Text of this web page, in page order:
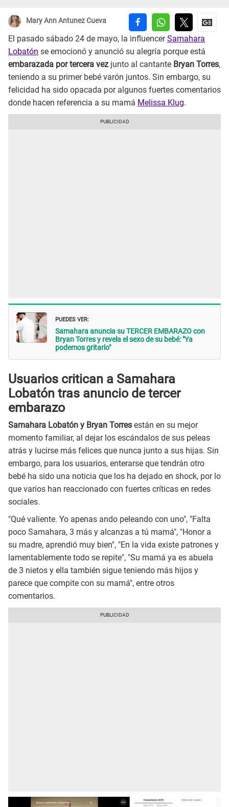
Mary Ann Antunez Cueva
El pasado sábado 24 de mayo, la influencerSamahara
Lobatón se emocionó y anunció su alegría porque está
embarazada por tercera vez junto al cantante Bryan Torres,
teniendo a su primer bebé varón juntos. Sin embargo, su
felicidad ha sido opacada por algunos fuertes comentarios
donde hacen referencia a su mamá Melissa Klug.
PUEDES VER:
Samahara anuncia su TERCER EMBARAZO con
Bryan Torres y revela el sexo de su bebé: "Ya
podemos gritarlo"
Usuarios critican a Samahara
Lobatón tras anuncio de tercer
embarazo
Samahara Lobatón y Bryan Torres están en su mejor
momento familiar, al dejar los escándalos de sus peleas
atrás y lucirse más felices que nunca junto a sus hijas. Sin
embargo, para los usuarios, enterarse que tendrán otro
bebé ha sido una noticia que los ha dejado en shock, por lo
que varios han reaccionado con fuertes críticas en redes
sociales.
"Qué valiente. Yo apenas ando peleando con uno", "Falta
poco Samahara, 3 más y alcanzas a tú mamá", "Honor a
su madre, aprendió muy bien", "En la vida existe patrones y
lamentablemente todo se repite", "Su mamá ya es abuela
de 3 nietos y ella también sigue teniendo más hijos y
parece que compite con su mamá", entre otros
comentarios.